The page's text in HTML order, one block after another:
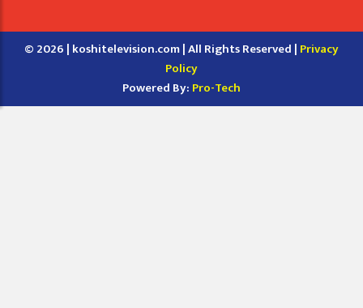
© 2026 | koshitelevision.com | All Rights Reserved | Privacy
Policy
Powered By: Pro-Tech